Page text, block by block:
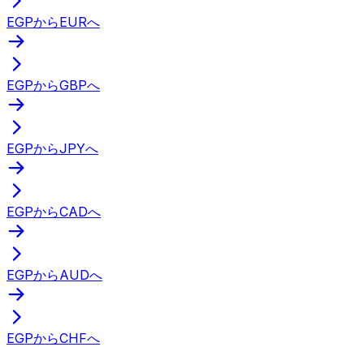
EGPからEURへ
EGPからGBPへ
EGPからJPYへ
EGPからCADへ
EGPからAUDへ
EGPからCHFへ